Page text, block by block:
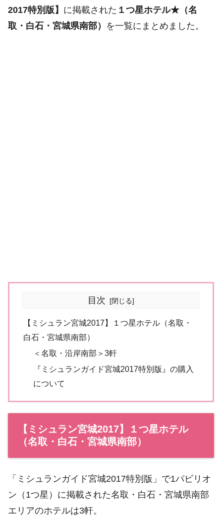
2017特別版】 に掲載された １つ星ホテル★（名
取・白石・宮城県南部） を一覧にまとめました。
目次
【ミシュラン宮城2017】１つ星ホテル（名取・
白石・宮城県南部）
＜名取・沿岸南部＞3軒
『ミシュランガイド宮城2017特別版』の購入
について
【ミシュラン宮城2017】１つ星ホテル
（名取・白石・宮城県南部）
「ミシュランガイド宮城2017特別版」で1パビリオ
ン（1つ星）に掲載された名取・白石・宮城県南部
エリアのホテルは3軒。